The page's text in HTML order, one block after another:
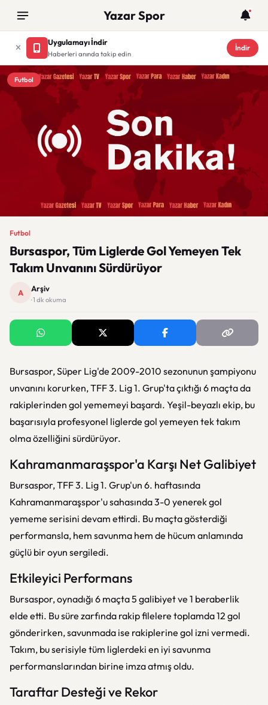
Yazar Spor
Uygulamayı İndir
Haberleri anında takip edin
İndir
Futbol
Futbol
Bursaspor, Tüm Liglerde Gol Yemeyen Tek
Takım Unvanını Sürdürüyor
A Arşiv
· 1 dk okuma
Bursaspor, Süper Lig'de 2009-2010 sezonunun şampiyonu
unvanını korurken, TFF 3. Lig 1. Grup'ta çıktığı 6 maçta da
rakiplerinden gol yememeyi başardı. Yeşil-beyazlı ekip, bu
başarısıyla profesyonel liglerde gol yemeyen tek takım
olma özelliğini sürdürüyor.
Kahramanmaraşspor'a Karşı Net Galibiyet
Bursaspor, TFF 3. Lig 1. Grup'un 6. haftasında
Kahramanmaraşspor'u sahasında 3-0 yenerek gol
yememe serisini devam ettirdi. Bu maçta gösterdiği
performansla, hem savunma hem de hücum anlamında
güçlü bir oyun sergiledi.
Etkileyici Performans
Bursaspor, oynadığı 6 maçta 5 galibiyet ve 1 beraberlik
elde etti. Bu süre zarfında rakip filelere toplamda 12 gol
gönderirken, savunmada ise rakiplerine gol izni vermedi.
Takım, bu serisiyle tüm liglerdeki en iyi savunma
performanslarından birine imza atmış oldu.
Taraftar Desteği ve Rekor